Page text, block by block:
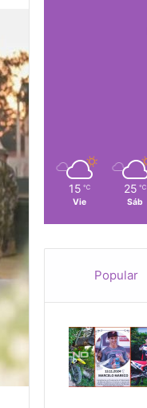
15 ℃
Vie
25 ℃
Sáb
Popular